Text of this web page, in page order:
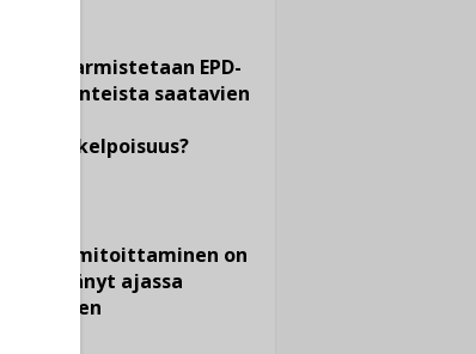
Miten varmistetaan EPD-
dokumenteista saatavien
vertailukelpoisuus?
viemärimitoittaminen on
jämähtänyt ajassa
paikalleen